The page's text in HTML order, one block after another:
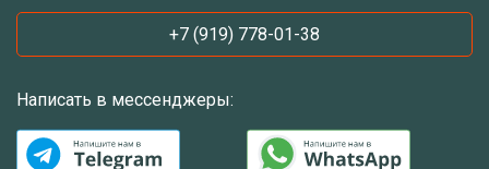
+7 (919) 778-01-38
Написать в мессенджеры: